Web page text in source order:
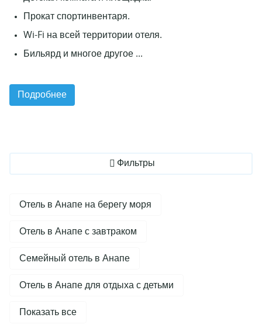
Прокат спортинвентаря.
Wi-Fi на всей территории отеля.
Бильярд и многое другое ...
Подробнее
Фильтры
Отель в Анапе на берегу моря
Отель в Анапе с завтраком
Семейный отель в Анапе
Отель в Анапе для отдыха с детьми
Показать все